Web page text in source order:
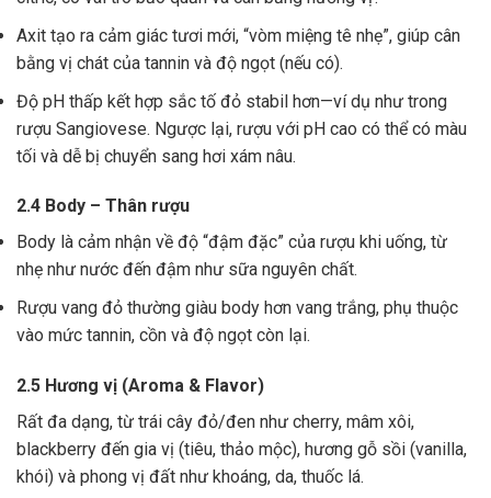
Axit tạo ra cảm giác tươi mới, “vòm miệng tê nhẹ”, giúp cân
bằng vị chát của tannin và độ ngọt (nếu có).
Độ pH thấp kết hợp sắc tố đỏ stabil hơn—ví dụ như trong
rượu Sangiovese. Ngược lại, rượu với pH cao có thể có màu
tối và dễ bị chuyển sang hơi xám nâu.
2.4 Body – Thân rượu
Body là cảm nhận về độ “đậm đặc” của rượu khi uống, từ
nhẹ như nước đến đậm như sữa nguyên chất.
Rượu vang đỏ thường giàu body hơn vang trắng, phụ thuộc
vào mức tannin, cồn và độ ngọt còn lại.
2.5 Hương vị (Aroma & Flavor)
Rất đa dạng, từ trái cây đỏ/đen như cherry, mâm xôi,
blackberry đến gia vị (tiêu, thảo mộc), hương gỗ sồi (vanilla,
khói) và phong vị đất như khoáng, da, thuốc lá.